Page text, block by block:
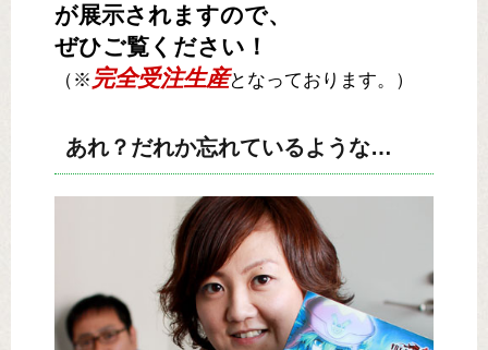
が展示されますので、
ぜひご覧ください！
（※ 完全受注生産となっております。）
あれ？だれか忘れているような…